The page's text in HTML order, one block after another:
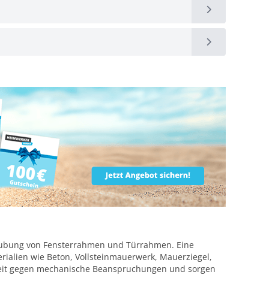
von Fensterrahmen und Türrahmen. Eine
wie Beton, Vollsteinmauerwerk, Mauerziegel,
gegen mechanische Beanspruchungen und sorgen